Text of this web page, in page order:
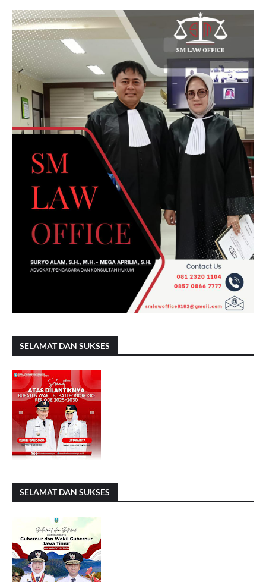
SELAMAT DAN SUKSES
SELAMAT DAN SUKSES